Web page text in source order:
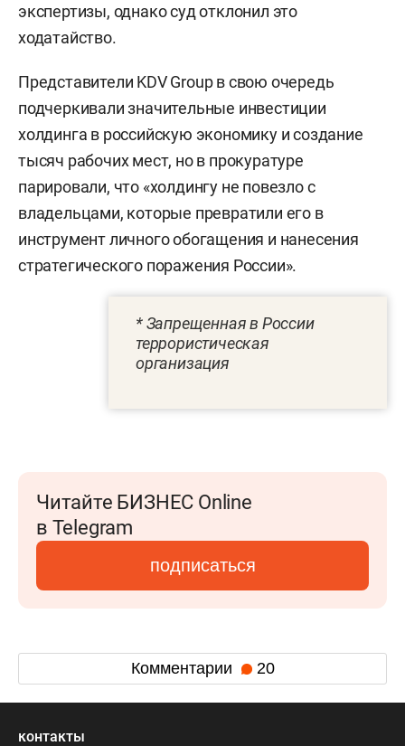
экспертизы, однако суд отклонил это
ходатайство.
Представители KDV Group в свою очередь
подчеркивали значительные инвестиции
холдинга в российскую экономику и создание
тысяч рабочих мест, но в прокуратуре
парировали, что «холдингу не повезло с
владельцами, которые превратили его в
инструмент личного обогащения и нанесения
стратегического поражения России».
* Запрещенная в России
террористическая
организация
Читайте БИЗНЕС Online
в Telegram
подписаться
Комментарии 20
контакты